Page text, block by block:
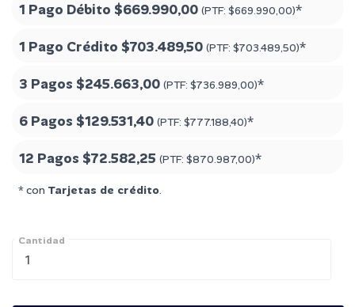
1 Pago Débito $669.990,00 (PTF: $669.990,00)*
1 Pago Crédito $703.489,50 (PTF: $703.489,50)*
3 Pagos $245.663,00 (PTF: $736.989,00)*
6 Pagos $129.531,40 (PTF: $777.188,40)*
12 Pagos $72.582,25 (PTF: $870.987,00)*
* con Tarjetas de crédito.
Cantidad